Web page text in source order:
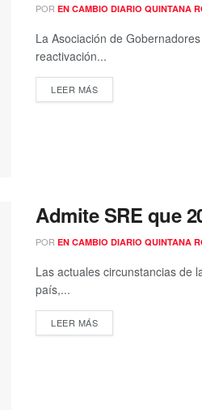
POR EN CAMBIO DIARIO QUINTANA
La Asociación de
reactivación...
LEER MÁSDETAILS
Admite SRE que
POR EN CAMBIO DIARIO QUINTANA
Las actuales circunstancias de
país,...
LEER MÁSDETAILS